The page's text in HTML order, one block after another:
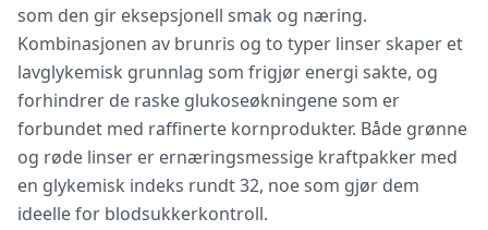
som den gir eksepsjonell smak og næring.
Kombinasjonen av brunris og to typer linser skaper et
lavglykemisk grunnlag som frigjør energi sakte, og
forhindrer de raske glukoseøkningene som er
forbundet med raffinerte kornprodukter. Både grønne
og røde linser er ernæringsmessige kraftpakker med
en glykemisk indeks rundt 32, noe som gjør dem
ideelle for blodsukkerkontroll.